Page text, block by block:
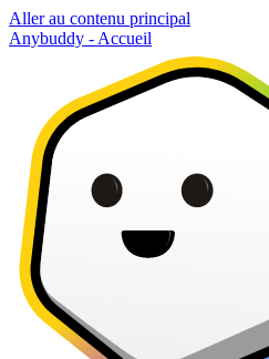
Aller au contenu principal
Anybuddy - Accueil